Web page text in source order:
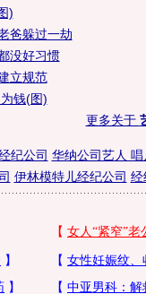
)
爸躲过一劫
没好习惯
立规范
钱(图)
更多关于
纪公司 华纳公司艺人 唱
伊林模特儿经纪公司 经